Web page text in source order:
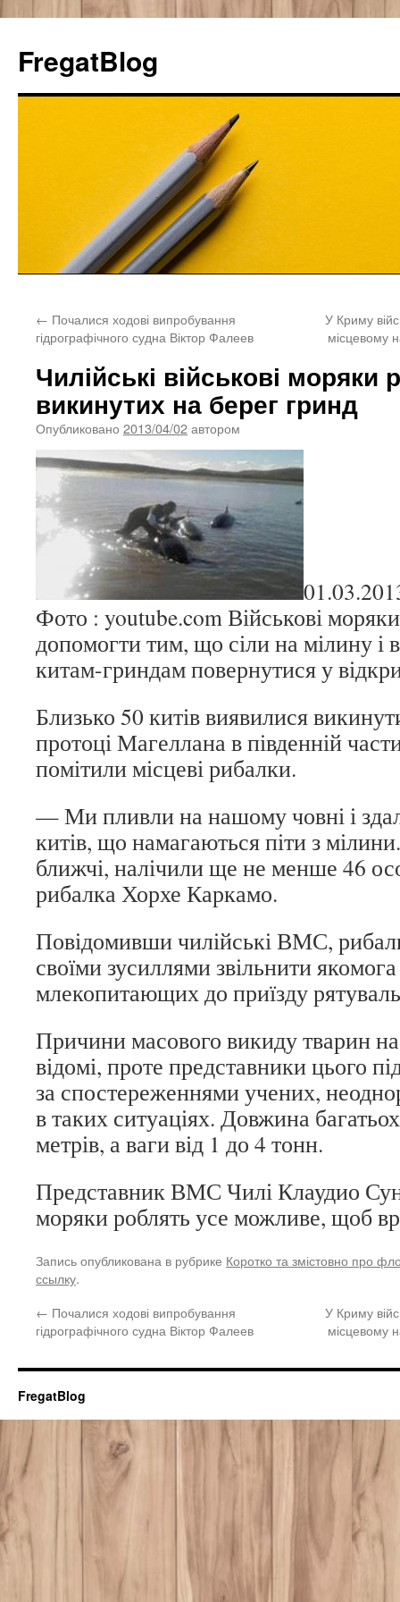
FregatBlog
← Почалися ходові випробування
гідрографічного судна Віктор Фалеев
У Криму
місцевому
Чилійські військові моряки
викинутих на берег гринд
Опубликовано 2013/04/02автором
Фото : youtube.com Військові
допомогти тим, що сіли на мілину і
китам-гриндам повернутися у
Близько 50 китів виявилися
протоці Магеллана в південній
помітили місцеві рибалки.
— Ми пливли на нашому човні і
китів, що намагаються піти з
ближчі, налічили ще не менше 46
рибалка Хорхе Каркамо.
Повідомивши чилійські ВМС,
своїми зусиллями звільнити
млекопитающих до приїзду
Причини масового викиду тварин
відомі, проте представники цього
за спостереженнями учених,
в таких ситуаціях. Довжина
метрів, а ваги від 1 до 4 тонн.
Представник ВМС Чилі Клаудио
моряки роблять усе можливе, щоб
Запись опубликована в рубрике Коротко та змістовно про
ссылку.
← Почалися ходові випробування
гідрографічного судна Віктор Фалеев
У Криму
місцевому
FregatBlog